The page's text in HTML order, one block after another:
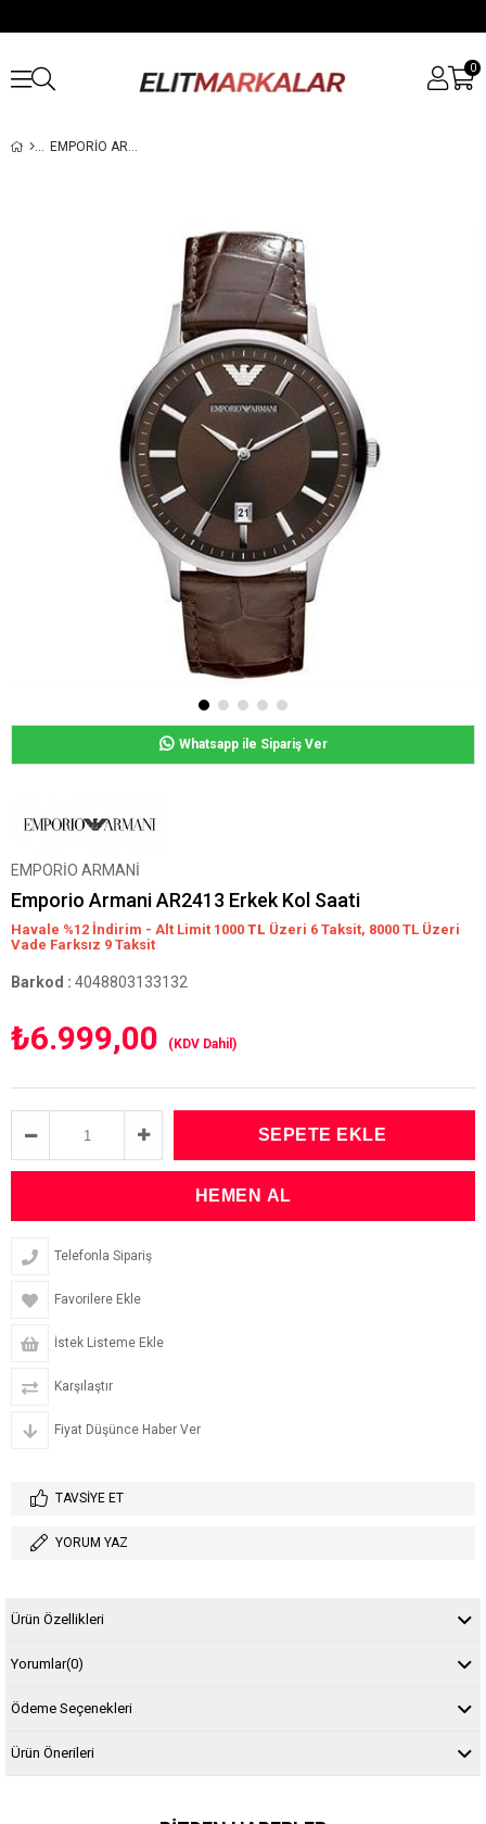
0
EMPORIO ARMANI AR2413 ERKEK KOL SAATI
Whatsapp ile Sipariş Ver
EMPORİO ARMANİ
Emporio Armani AR2413 Erkek Kol Saati
Havale %12 İndirim - Alt Limit 1000 TL Üzeri 6 Taksit, 8000 TL Üzeri
Vade Farksız 9 Taksit
Barkod : 4048803133132
₺6.999,00 (KDV Dahil)
Telefonla Sipariş
Favorilere Ekle
İstek Listeme Ekle
Karşılaştır
Fiyat Düşünce Haber Ver
TAVSIYE ET
YORUM YAZ
Ürün Özellikleri
Yorumlar(0)
Ödeme Seçenekleri
Ürün Önerileri